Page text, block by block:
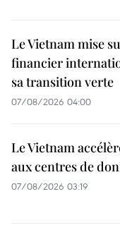
Le Vietnam mise
financier
sa transition verte
07/08/2026 04:00
Le Vietnam
aux centres de
07/08/2026 03:19